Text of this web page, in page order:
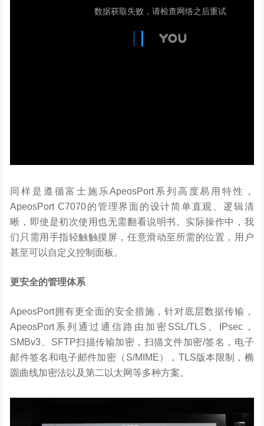
同样是遵循富士施乐ApeosPort系列高度易用特性，
ApeosPort C7070的管理界面的设计简单直观、逻辑清
晰，即使是初次使用也无需翻看说明书。实际操作中，我
们只需用手指轻触触摸屏，任意滑动至所需的位置，用户
甚至可以自定义控制面板。
更安全的管理体系
ApeosPort拥有更全面的安全措施，针对底层数据传输，
ApeosPort系列通过通信路由加密SSL/TLS、IPsec，
SMBv3、SFTP扫描传输加密，扫描文件加密/签名，电子
邮件签名和电子邮件加密（S/MIME），TLS版本限制，椭
圆曲线加密法以及第二以太网等多种方案。